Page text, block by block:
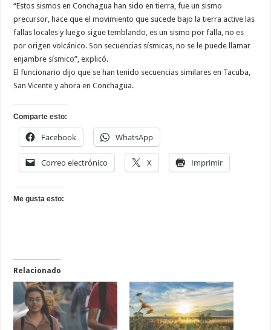
“Estos sismos en Conchagua han sido en tierra, fue un sismo
precursor, hace que el movimiento que sucede bajo la tierra active las
fallas locales y luego sigue temblando, es un sismo por falla, no es
por origen volcánico. Son secuencias sísmicas, no se le puede llamar
enjambre sísmico”, explicó.
El funcionario dijo que se han tenido secuencias similares en Tacuba,
San Vicente y ahora en Conchagua.
Comparte esto:
Facebook WhatsApp
Correo electrónico X Imprimir
Me gusta esto:
Relacionado